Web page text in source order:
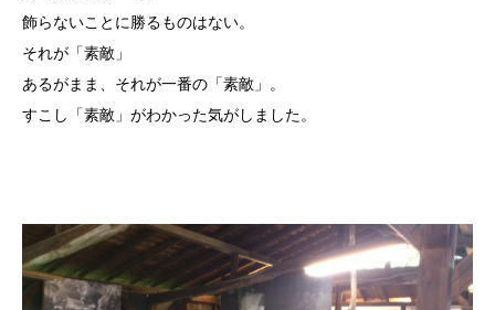
飾らないことに勝るものはない。
それが「素敵」
あるがまま、それが一番の「素敵」。
すこし「素敵」がわかった気がしました。